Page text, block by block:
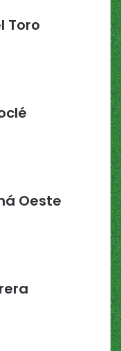
Toro
Oeste